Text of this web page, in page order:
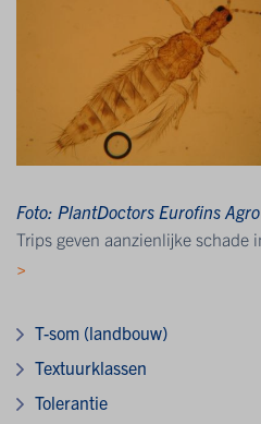
Foto: PlantDoctors Eurofins Agro
Trips geven aanzienlijke schade
>
T-som (landbouw)
Textuurklassen
Tolerantie